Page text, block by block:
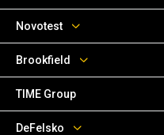
Novotest
Brookfield
TIME Group
DeFelsko